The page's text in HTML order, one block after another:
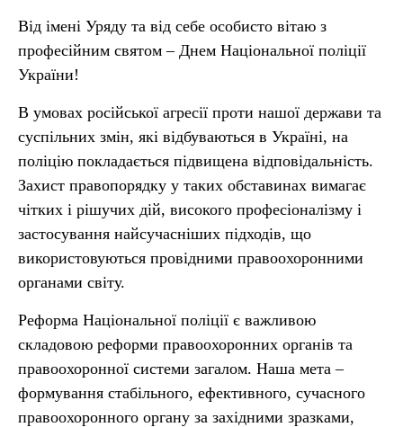
Від імені Уряду та від себе особисто вітаю з
професійним святом – Днем Національної поліції
України!
В умовах російської агресії проти нашої держави та
суспільних змін, які відбуваються в Україні, на
поліцію покладається підвищена відповідальність.
Захист правопорядку у таких обставинах вимагає
чітких і рішучих дій, високого професіоналізму і
застосування найсучасніших підходів, що
використовуються провідними правоохоронними
органами світу.
Реформа Національної поліції є важливою
складовою реформи правоохоронних органів та
правоохоронної системи загалом. Наша мета –
формування стабільного, ефективного, сучасного
правоохоронного органу за західними зразками,